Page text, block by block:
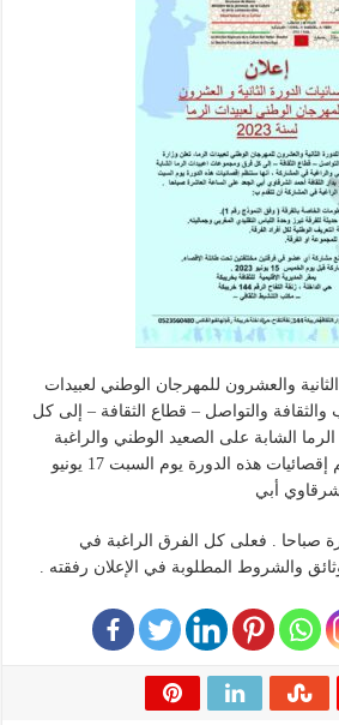
والعشرون للمهرجان الوطني لعبيدات
والثقافة والتواصل – قطاع الثقافة – إلى كل
الشابة على الصعيد الوطني والراغبة
في المشاركة، أنها ستنظم إقصائيات هذه الدورة يوم السبت 17 يونيو
صباحا . فعلى كل الفرق الراغبة في
والشروط المطلوبة في الإعلان رفقته .